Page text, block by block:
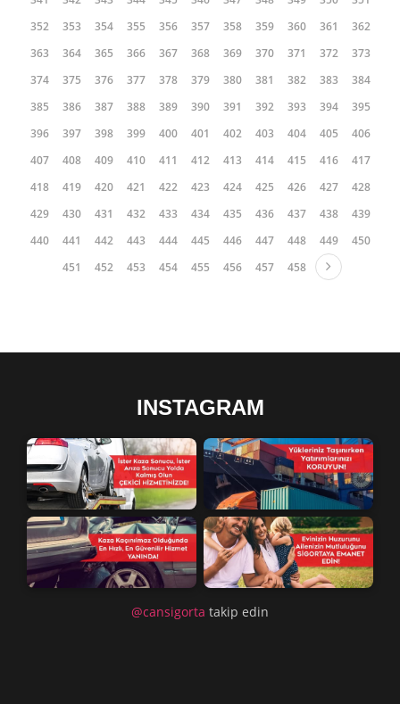
352
353 354 355 356 357 358 359 360 361
362
363
364 365 366 367 368 369 370 371 372
373
374
375 376 377 378 379 380 381 382 383
384
385
386 387 388 389 390 391 392 393 394
395
396
397 398 399 400 401 402 403 404 405
406
407
408 409 410 411 412 413 414 415 416
417
418
419 420 421 422 423 424 425 426 427
428
429
430 431 432 433 434 435 436 437 438
439
440
441 442 443 444 445 446 447 448 449
450
451
452 453 454 455 456 457 458
INSTAGRAM
@cansigorta takip edin